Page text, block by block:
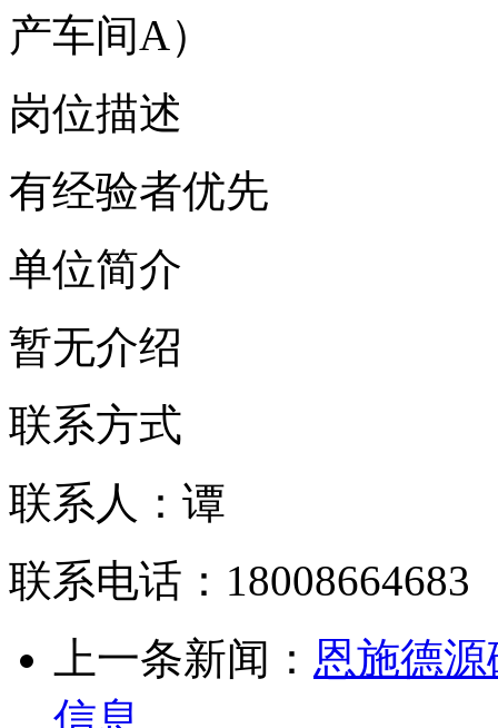
产车间A）
岗位描述
有经验者优先
单位简介
暂无介绍
联系方式
联系人：谭
联系电话：18008664683
上一条新闻： 恩施德